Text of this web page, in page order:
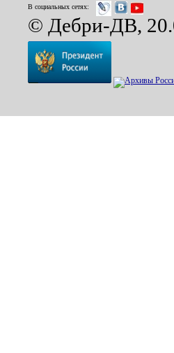
В социальных сетях:
© Дебри-ДВ,